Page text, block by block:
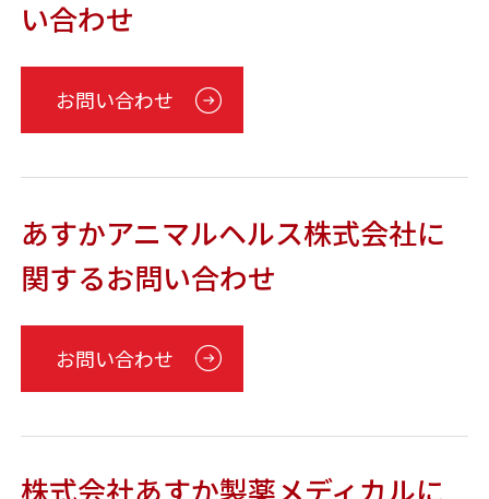
い合わせ
お問い合わせ
あすかアニマルヘルス株式会社に
関するお問い合わせ
お問い合わせ
株式会社あすか製薬メディカルに